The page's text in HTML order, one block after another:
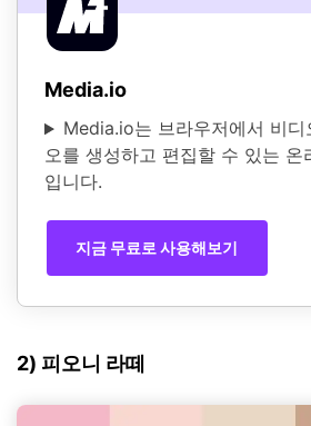
Media.io
Media.io는 브라우저에서 비디
오를 생성하고 편집할 수 있는 온
입니다.
지금 무료로 사용해보기
2) 피오니 라떼